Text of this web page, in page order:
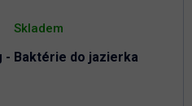
- Baktérie do jazierka
Skladem